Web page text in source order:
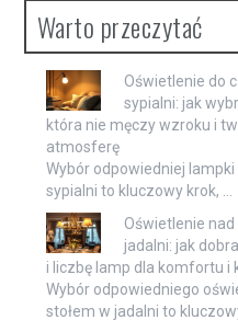
Warto przeczytać
Oświetlenie do
sypialni: jak
która nie męczy wzroku i
atmosferę
Wybór odpowiedniej
sypialni to kluczowy krok, …
Oświetlenie nad
jadalni: jak
i liczbę lamp dla komfortu i
Wybór odpowiedniego
stołem w jadalni to